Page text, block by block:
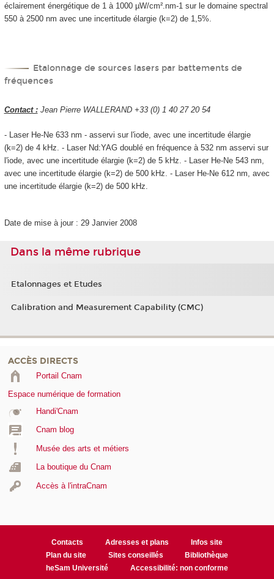
éclairement énergétique de 1 à 1000 µW/cm².nm-1 sur le domaine spectral
550 à 2500 nm avec une incertitude élargie (k=2) de 1,5%.
Etalonnage de sources lasers par battements de
fréquences
Contact :Jean Pierre WALLERAND +33 (0) 1 40 27 20 54
- Laser He-Ne 633 nm - asservi sur l'iode, avec une incertitude élargie
(k=2) de 4 kHz. - Laser Nd:YAG doublé en fréquence à 532 nm asservi sur
l'iode, avec une incertitude élargie (k=2) de 5 kHz. - Laser He-Ne 543 nm,
avec une incertitude élargie (k=2) de 500 kHz. - Laser He-Ne 612 nm, avec
une incertitude élargie (k=2) de 500 kHz.
Date de mise à jour : 29 Janvier 2008
Dans la même rubrique
Etalonnages et Etudes
Calibration and Measurement Capability (CMC)
ACCÈS DIRECTS
Portail Cnam
Espace numérique de formation
Handi'Cnam
Cnam blog
Musée des arts et métiers
La boutique du Cnam
Accès à l'intraCnam
Contacts Adresses et plans
Infos site
Plan du site
Sites conseillés
Bibliothèque
heSam Université
Accessibilité: non conforme